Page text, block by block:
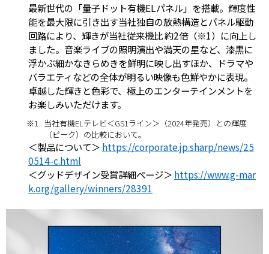
最新世代の「量子ドット有機ELパネル」を搭載。輝度性
能を最大限に引き出す当社独自の放熱構造とパネル駆動
回路により、輝きが当社従来機比 約2倍（※1）に向上し
ました。音楽ライブの照明演出や満天の星など、漆黒に
浮かぶ細かなきらめきを鮮明に映し出すほか、ドラマや
バラエティなどの全体が明るい映像も色鮮やかに表現。
卓越した輝きと色彩で、極上のエンターテインメントを
お楽しみいただけます。
※1 当社有機ELテレビ＜GS1ライン＞（2024年発売）との輝度
（ピーク）の比較において。
＜製品について＞ https://corporate.jp.sharp/news/25
0514-c.html
＜グッドデザイン受賞詳細ページ＞ https://www.g-mar
k.org/gallery/winners/28391